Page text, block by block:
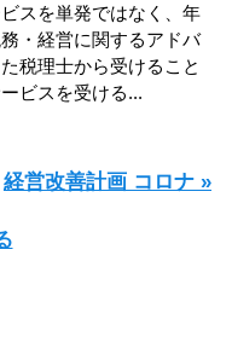
スを単発ではなく、年
・経営に関するアドバ
税理士から受けること
ビスを受ける...
経営改善計画 コロナ »